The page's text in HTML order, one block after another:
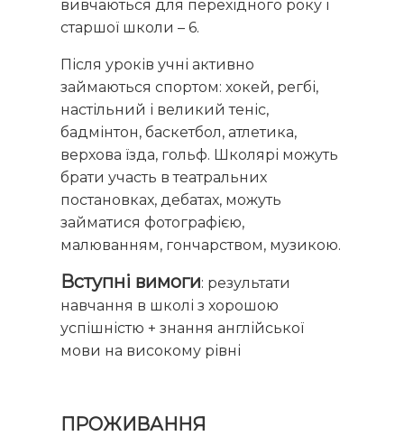
вивчаються для перехідного року і
старшої школи – 6.
Після уроків учні активно
займаються спортом: хокей, регбі,
настільний і великий теніс,
бадмінтон, баскетбол, атлетика,
верхова їзда, гольф. Школярі можуть
брати участь в театральних
постановках, дебатах, можуть
займатися фотографією,
малюванням, гончарством, музикою.
Вступні вимоги: результати
навчання в школі з хорошою
успішністю + знання англійської
мови на високому рівні
ПРОЖИВАННЯ